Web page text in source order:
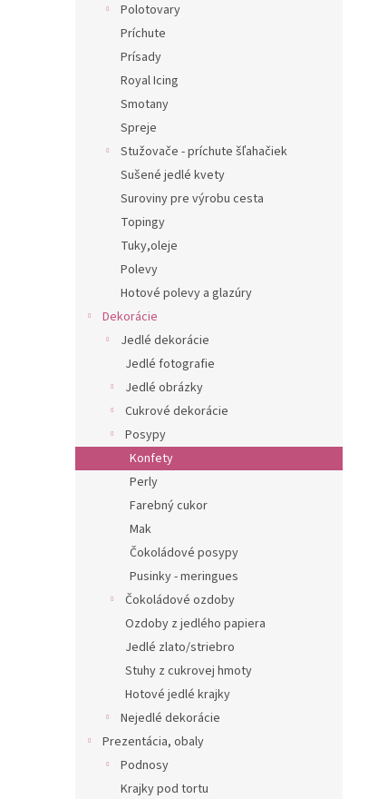
Polotovary
Príchute
Prísady
Royal Icing
Smotany
Spreje
Stužovače - príchute šľahačiek
Sušené jedlé kvety
Suroviny pre výrobu cesta
Topingy
Tuky,oleje
Polevy
Hotové polevy a glazúry
Dekorácie
Jedlé dekorácie
Jedlé fotografie
Jedlé obrázky
Cukrové dekorácie
Posypy
Konfety
Perly
Farebný cukor
Mak
Čokoládové posypy
Pusinky - meringues
Čokoládové ozdoby
Ozdoby z jedlého papiera
Jedlé zlato/striebro
Stuhy z cukrovej hmoty
Hotové jedlé krajky
Nejedlé dekorácie
Prezentácia, obaly
Podnosy
Krajky pod tortu